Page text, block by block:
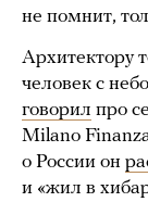
не помнит,
Архитектору
человек с
говорил про
Milano
о России он
и «жил в